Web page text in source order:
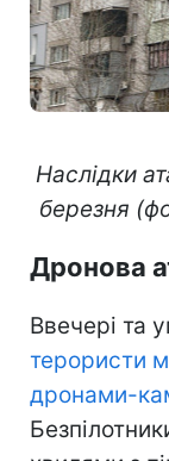
Наслідки
березня
Дронова
Ввечері та
терористи
дронами-